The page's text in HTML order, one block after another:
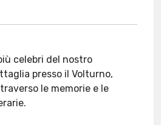
celebri del nostro
presso il Volturno,
le memorie e le